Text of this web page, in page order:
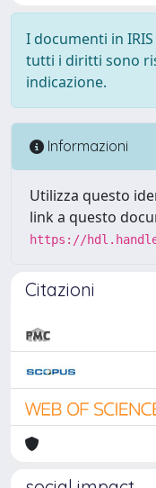
I documenti in
tutti i diritti sono
indicazione.
Informazioni
Utilizza questo
link a questo
https://
Citazioni